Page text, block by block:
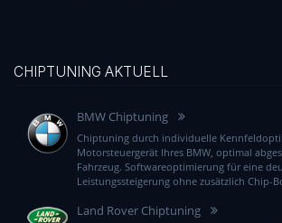
CHIPTUNING AKTUELL
BMW Chiptuning
Chiptuning durch individuelle
Motorsteuergerät Ihres BMW, optimal
Fahrzeug. Softwareoptimierung für eine
Leistungssteigerung ohne zusätzlich Chip-
Land Rover Chiptuning